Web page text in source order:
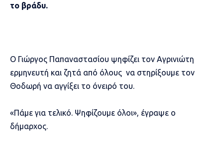
το βράδυ.
Ο Γιώργος Παπαναστασίου ψηφίζει τον Αγρινιώτη
ερμηνευτή και ζητά από όλους να στηρίξουμε τον
Θοδωρή να αγγίξει το όνειρό του.
«Πάμε για τελικό. Ψηφίζουμε όλοι», έγραψε ο
δήμαρχος.